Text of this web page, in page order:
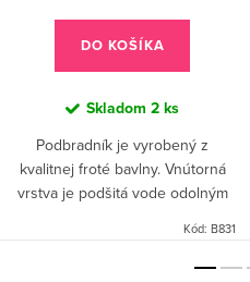
DO KOŠÍKA
Skladom 2 ks
Podbradník je vyrobený z
kvalitnej froté bavlny. Vnútorná
vrstva je podšitá vode odolným
Kód: B831